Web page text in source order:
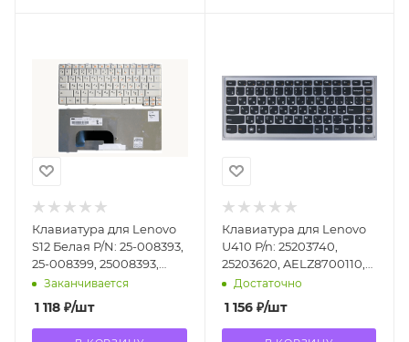
Клавиатура для Lenovo
S12 Белая P/N: 25-008393,
25-008399, 25008393,
25008399
Заканчивается
1 118 ₽/шт
Клавиатура для Lenovo
U410 P/n: 25203740,
25203620, AELZ8700110,
9Z.N7GSQ.A0R, NSK-
Достаточно
1 156₽/шт